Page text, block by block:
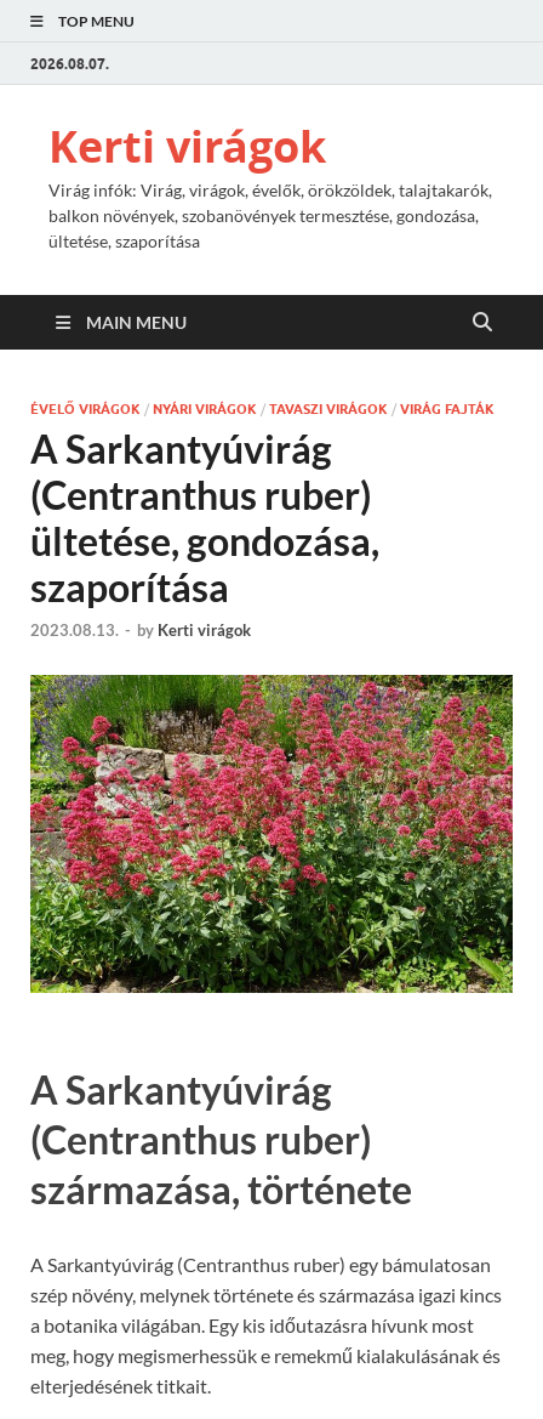
TOP MENU
2026.08.07.
Kerti virágok
Virág infók: Virág, virágok, évelők, örökzöldek, talajtakarók,
balkon növények, szobanövények termesztése, gondozása,
ültetése, szaporítása
MAIN MENU
ÉVELŐ VIRÁGOK / NYÁRI VIRÁGOK / TAVASZI VIRÁGOK / VIRÁG FAJTÁK
A Sarkantyúvirág
(Centranthus ruber)
ültetése, gondozása,
szaporítása
2023.08.13. - by Kerti virágok
A Sarkantyúvirág
(Centranthus ruber)
származása, története
A Sarkantyúvirág (Centranthus ruber) egy bámulatosan
szép növény, melynek története és származása igazi kincs
a botanika világában. Egy kis időutazásra hívunk most
meg, hogy megismerhessük e remekmű kialakulásának és
elterjedésének titkait.